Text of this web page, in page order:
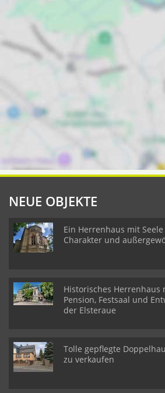
NEUE OBJEKTE
Ein Herrenhaus mit
Charakter und
Historisches
Pension, Festsaal und
der Elsteraue
Tolle gepflegte
zu verkaufen